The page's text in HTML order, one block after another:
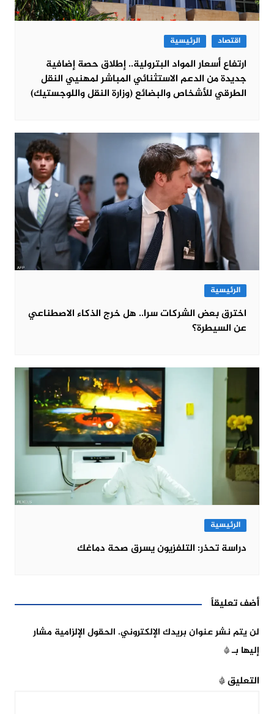
اقتصاد الرئيسية
ارتفاع أسعار المواد البترولية.. إطلاق حصة إضافية
جديدة من الدعم الاستثنائي المباشر لمهنيي النقل
الطرقي للأشخاص والبضائع (وزارة النقل واللوجستيك)
الرئيسية
اخترق بعض الشركات سرا.. هل خرج الذكاء الاصطناعي
عن السيطرة؟
الرئيسية
دراسة تحذر: التلفزيون يسرق صحة دماغك
أضف تعليقاً
لن يتم نشر عنوان بريدك الإلكتروني. الحقول الإلزامية مشار
إليها بـ*
التعليق*